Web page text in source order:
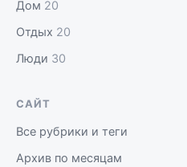
Дом 20
Отдых 20
Люди 30
САЙТ
Все рубрики и теги
Архив по месяцам